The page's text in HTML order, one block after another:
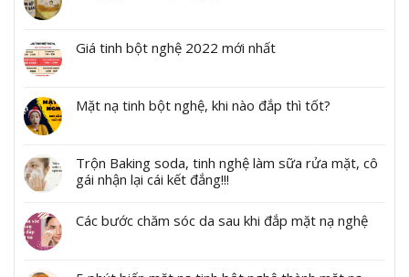
Giá tinh bột nghệ 2022 mới nhất
Mặt nạ tinh bột nghệ, khi nào đắp thì tốt?
Trộn Baking soda, tinh nghệ làm sữa rửa mặt, cô
gái nhận lại cái kết đắng!!!
Các bước chăm sóc da sau khi đắp mặt nạ nghệ